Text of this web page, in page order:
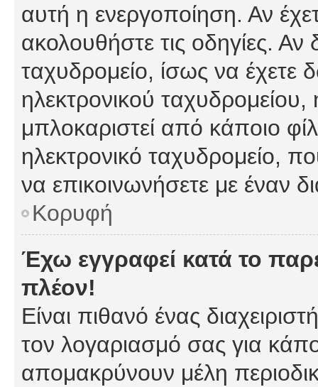
αυτή η ενεργοποίηση. Αν
ακολουθήστε τις οδηγίες. Αν
ταχυδρομείο, ίσως να έχετε
ηλεκτρονικού ταχυδρομείου,
μπλοκαριστεί από κάποιο
ηλεκτρονικό ταχυδρομείο,
να επικοινωνήσετε με έναν
Κορυφή
Έχω εγγραφεί κατά το
πλέον!
Είναι πιθανό ένας
τον λογαριασμό σας για
απομακρύνουν μέλη